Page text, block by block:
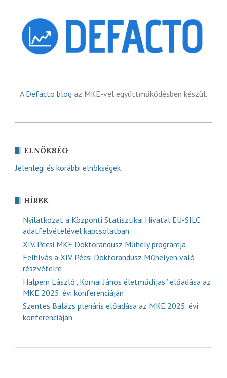
A Defacto blog az MKE-vel együttműködésben készül.
ELNÖKSÉG
Jelenlegi és korábbi elnökségek
HÍREK
Nyilatkozat a Központi Statisztikai Hivatal EU-SILC
adatfelvételével kapcsolatban
XIV. Pécsi MKE Doktorandusz Műhely programja
Felhívás a XIV. Pécsi Doktorandusz Műhelyen való
részvételre
Halpern László „Kornai János életműdíjas” előadása az
MKE 2025. évi konferenciáján
Szentes Balázs plenáris előadása az MKE 2025. évi
konferenciáján